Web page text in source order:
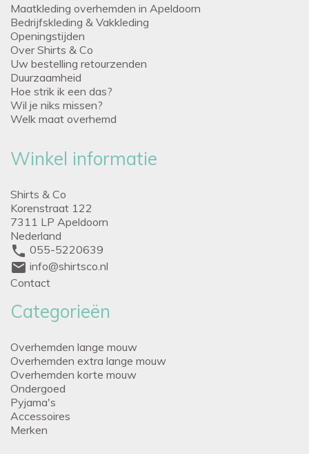
Maatkleding overhemden in Apeldoorn
Bedrijfskleding & Vakkleding
Openingstijden
Over Shirts & Co
Uw bestelling retourzenden
Duurzaamheid
Hoe strik ik een das?
Wil je niks missen?
Welk maat overhemd
Winkel informatie
Shirts & Co
Korenstraat 122
7311 LP Apeldoorn
Nederland
phone 055-5220639
mail info@shirtsco.nl
Contact
Categorieën
Overhemden lange mouw
Overhemden extra lange mouw
Overhemden korte mouw
Ondergoed
Pyjama's
Accessoires
Merken